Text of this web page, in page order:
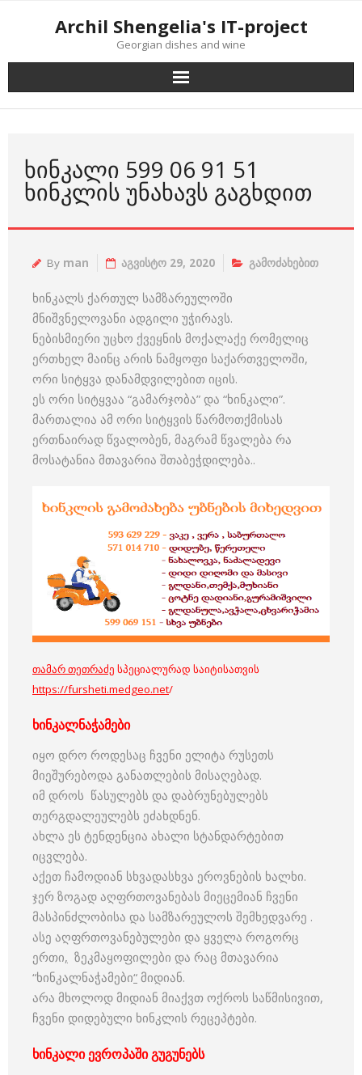
Archil Shengelia's IT-project
Georgian dishes and wine
ᲮᲘᲜᲙᲐᲚᲘ 599 06 91 51
ᲮᲘᲜᲙᲚᲘᲡ ᲣᲜᲐᲮᲐᲕᲡ ᲒᲐᲒᲮᲓᲘᲗ
By man აგვისტო 29, 2020 გამოძახებით
ხინკალს ქართულ სამზარეულოში
მნიშვნელოვანი ადგილი უჭირავს.
ნებისმიერი უცხო ქვეყნის მოქალაქე რომელიც
ერთხელ მაინც არის ნამყოფი საქართველოში,
ორი სიტყვა დანამდვილებით იცის.
ეს ორი სიტყვაა “გამარჯობა” და “ხინკალი”.
მართალია ამ ორი სიტყვის წარმოთქმისას
ერთნაირად წვალობენ, მაგრამ წვალება რა
მოსატანია მთავარია შთაბეჭდილება..
თამარ თეთრაძე სპეციალურად საიტისათვის
https://fursheti.medgeo.net/
ხინკალნაჭამები
იყო დრო როდესაც ჩვენი ელიტა რუსეთს
მიეშურებოდა განათლების მისაღებად.
იმ დროს წასულებს და დაბრუნებულებს
თერგდალეულებს ეძახდნენ.
ახლა ეს ტენდენცია ახალი სტანდარტებით
იცვლება.
აქეთ ჩამოდიან სხვადასხვა ეროვნების ხალხი.
ჯერ ზოგად აღფრთოვანებას მიეცემიან ჩვენი
მასპინძლობისა და სამზარეულოს შემხედვარე .
ასე აღფრთოვანებულები და ყველა როგორც
ერთი, ზეკმაყოფილები და რაც მთავარია
“ხინკალნაჭამები“ მიდიან.
არა მხოლოდ მიდიან მიაქვთ ოქროს საწმისივით,
ჩვენი დიდებული ხინკლის რეცეპტები.
ხინკალი ევროპაში გუგუნებს